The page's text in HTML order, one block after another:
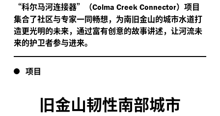
“科尔马河连接器”（Colma Creek Connector）项目
集合了社区与专家一同畅想，为南旧金山的城市水道打
造更光明的未来，通过富有创意的故事讲述，让河流未
来的护卫者参与进来。
项目
旧金山韧性南部城市